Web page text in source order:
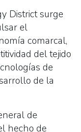
District surge
el
comarcal,
del tejido
de
de la
de
hecho de